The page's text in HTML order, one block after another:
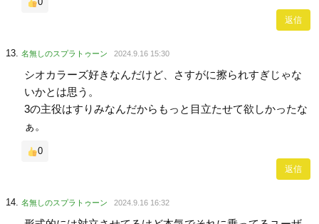
返信
名無しのスプラトゥーン 2024.9.16 15:30
シオカラーズ好きなんだけど、さすがに擦られすぎじゃな
いかとは思う。
3の主役はすりみなんだからもっと目立たせて欲しかったな
ぁ。
0
返信
名無しのスプラトゥーン 2024.9.16 16:32